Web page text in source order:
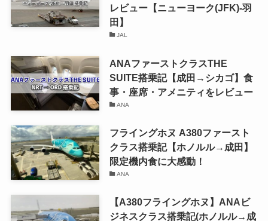
レビュー【ニューヨーク(JFK)-羽
田】
JAL
ANAファーストクラスTHE
SUITE搭乗記【成田→シカゴ】食
事・座席・アメニティをレビュー
ANA
フライングホヌ A380ファースト
クラス搭乗記【ホノルル→成田】
限定機内食に大感動！
ANA
【A380フライングホヌ】ANAビ
ジネスクラス搭乗記(ホノルル→成